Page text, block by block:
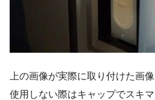
上の画像が実際に取り付けた画
使用しない際はキャップでスキ